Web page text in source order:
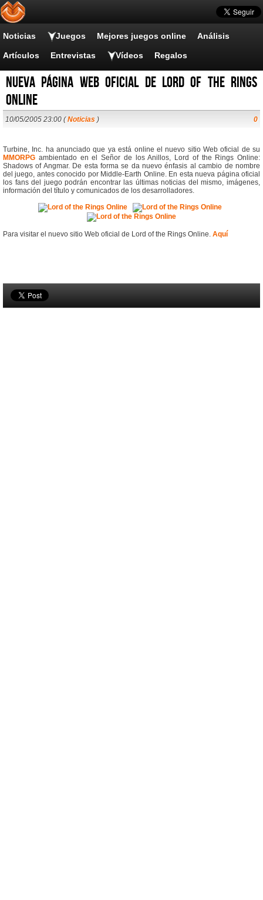
Noticias Juegos Mejores juegos online Análisis
Artículos Entrevistas Vídeos Regalos
Nueva página Web oficial de Lord of the Rings
Online
10/05/2005 23:00 (Noticias ) 0
Turbine, Inc. ha anunciado que ya está online el nuevo sitio Web oficial de su
MMORPG ambientado en el Señor de los Anillos, Lord of the Rings Online:
Shadows of Angmar. De esta forma se da nuevo énfasis al cambio de nombre
del juego, antes conocido por Middle-Earth Online. En esta nueva página oficial
los fans del juego podrán encontrar las últimas noticias del mismo, imágenes,
información del título y comunicados de los desarrolladores.
Para visitar el nuevo sitio Web oficial de Lord of the Rings Online. Aquí